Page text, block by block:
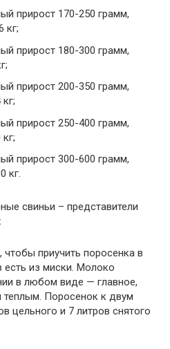
прирост 170-250 грамм,
кг;
прирост 180-300 грамм,
прирост 200-350 грамм,
прирост 250-400 грамм,
прирост 300-600 грамм,
кг.
свиньи – представители
приучить поросенка в
есть из миски. Молоко
в любом виде — главное,
Поросенок к двум
цельного и 7 литров снятого